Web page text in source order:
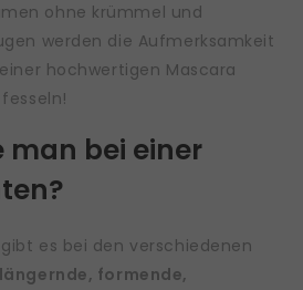
ohne krümmel und
werden die Aufmerksamkeit
hochwertigen Mascara
man bei einer
es bei den verschiedenen
formende,